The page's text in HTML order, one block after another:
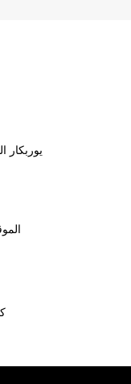
يوربكار